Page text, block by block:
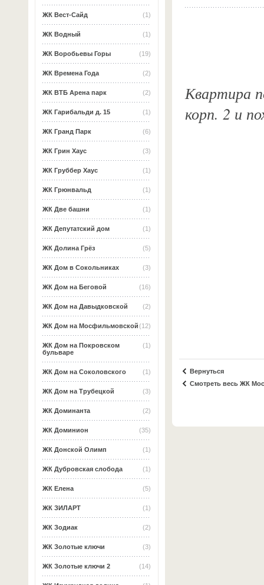
(1)
ЖК Вест-Сайд
(1)
ЖК Водный
(19)
ЖК Воробьевы Горы
(2)
ЖК Времена Года
(2)
ЖК ВТБ Арена парк
(1)
ЖК Гарибальди д. 15
(6)
ЖК Гранд Парк
(3)
ЖК Грин Хаус
(1)
ЖК Груббер Хаус
(1)
ЖК Грюнвальд
(1)
ЖК Две башни
(1)
ЖК Депутатский дом
(5)
ЖК Долина Грёз
(3)
ЖК Дом в Сокольниках
(16)
ЖК Дом на Беговой
(2)
ЖК Дом на Давыдковской
(12)
ЖК Дом на Мосфильмовской
(1)
ЖК Дом на Покровском
бульваре
(1)
ЖК Дом на Соколовского
(3)
ЖК Дом на Трубецкой
(2)
ЖК Доминанта
(35)
ЖК Доминион
(1)
ЖК Донской Олимп
(1)
ЖК Дубровская слобода
(5)
ЖК Елена
(1)
ЖК ЗИЛАРТ
(2)
ЖК Зодиак
(3)
ЖК Золотые ключи
(14)
ЖК Золотые ключи 2
Квартира
корп. 2 и
Вернуться
Смотреть весь ЖК